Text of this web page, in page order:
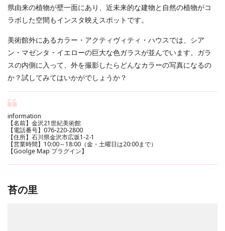
県由来の植物が壁一面にあり、近未来的な建物と自然の植物がコ
ラボした空間もインスタ映えスポットです。
美術館外にあるカラー・アクティヴィティ・ハウスでは、シア
ン・マゼンタ・イエローの巨大な色ガラスが並んでいます。ガラ
スの内側に入って、外を撮影したらどんなカラーの写真になるの
か？試してみてはいかがでしょうか？
information
【名前】金沢21世紀美術館
【電話番号】076-220-2800
【住所】石川県金沢市広坂1-2-1
【営業時間】10:00～18:00（金・土曜日は20:00まで）
【Goolge Map プラグイン】
苔の里